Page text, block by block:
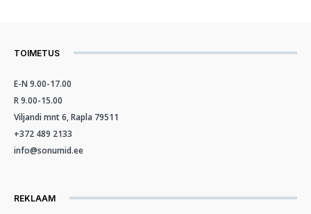
TOIMETUS
E-N 9.00-17.00
R 9.00-15.00
Viljandi mnt 6, Rapla 79511
+372 489 2133
info@sonumid.ee
REKLAAM